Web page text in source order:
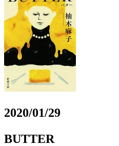
2020/01/29
BUTTER